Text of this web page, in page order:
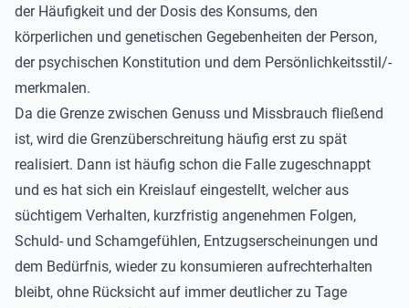
der Häufigkeit und der Dosis des Konsums, den
körperlichen und genetischen Gegebenheiten der Person,
der psychischen Konstitution und dem Persönlichkeitsstil/-
merkmalen.
Da die Grenze zwischen Genuss und Missbrauch fließend
ist, wird die Grenzüberschreitung häufig erst zu spät
realisiert. Dann ist häufig schon die Falle zugeschnappt
und es hat sich ein Kreislauf eingestellt, welcher aus
süchtigem Verhalten, kurzfristig angenehmen Folgen,
Schuld- und Schamgefühlen, Entzugserscheinungen und
dem Bedürfnis, wieder zu konsumieren aufrechterhalten
bleibt, ohne Rücksicht auf immer deutlicher zu Tage